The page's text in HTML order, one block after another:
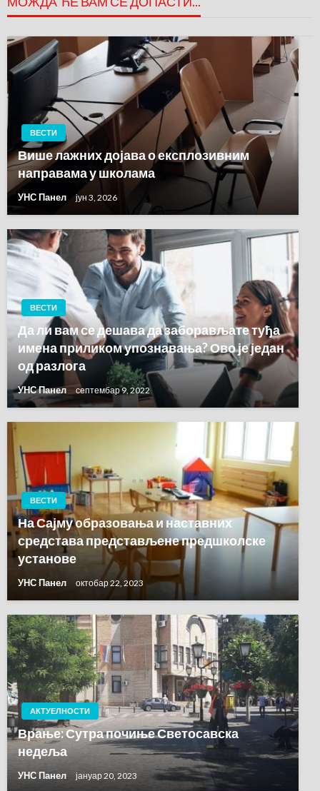
ВЕСТИ
Више лажних дојава о експлозивним
направама у школама
УНС Панел јун 3, 2026
ВЕСТИ
Да ли вам се дешава да заборављате туђа
имена приликом упознавања? Ово је један
од разлога
УНС Панел септембар 9, 2022
ВЕСТИ
На Сајму oбразовања и наставних
средстава представљене предшколске
установе
УНС Панел октобар 22, 2023
АКТУЕЛНОСТИ
Врање: Сутра почиње Светосавска
недеља
УНС Панел јануар 20, 2023